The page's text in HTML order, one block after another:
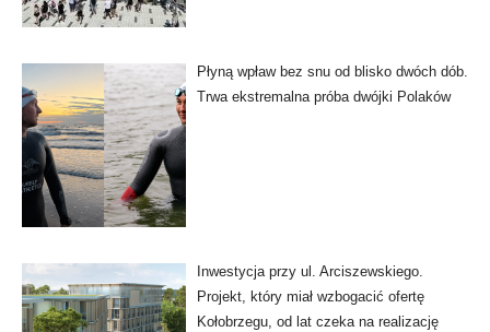
Płyną wpław bez snu od blisko dwóch dób.
Trwa ekstremalna próba dwójki Polaków
Inwestycja przy ul. Arciszewskiego.
Projekt, który miał wzbogacić ofertę
Kołobrzegu, od lat czeka na realizację